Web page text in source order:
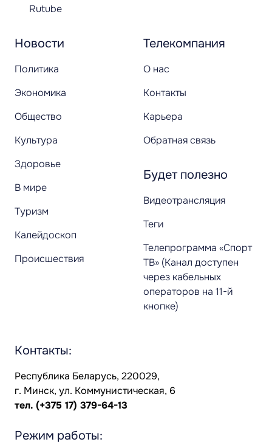
Новости
Политика
Экономика
Общество
Культура
Здоровье
В мире
Туризм
Калейдоскоп
Происшествия
Телекомпания
О нас
Контакты
Карьера
Обратная связь
Будет полезно
Видеотрансляция
Теги
Телепрограмма «Спорт
ТВ» (Канал доступен
через кабельных
операторов на 11-й
кнопке)
Rutube
Контакты:
Республика Беларусь, 220029,
г. Минск, ул. Коммунистическая, 6
тел. (+375 17) 379-64-13
Режим работы: